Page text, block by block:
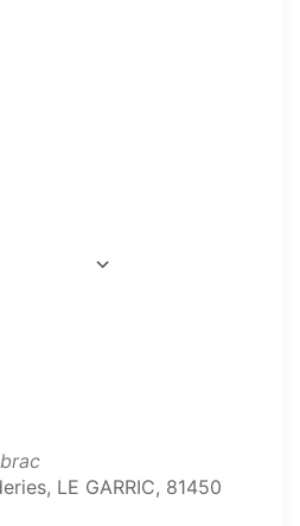
LE GARRIC, 81450